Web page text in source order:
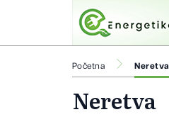
Početna Neretva
Neretva